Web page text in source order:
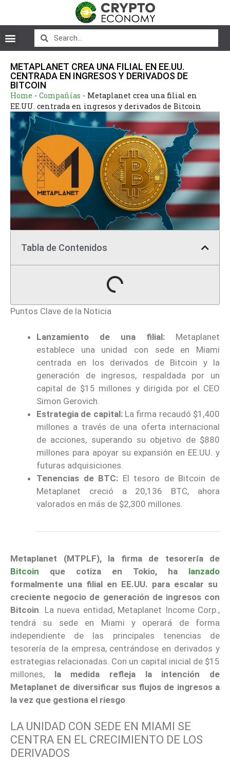
METAPLANET CREA UNA FILIAL EN EE.UU.
CENTRADA EN INGRESOS Y DERIVADOS DE
BITCOIN
Home - Compañías - Metaplanet crea una filial en
EE.UU. centrada en ingresos y derivados de Bitcoin
Tabla de Contenidos
Puntos Clave de la Noticia
Lanzamiento de una filial: Metaplanet
establece una unidad con sede en Miami
centrada en los derivados de Bitcoin y la
generación de ingresos, respaldada por un
capital de $15 millones y dirigida por el CEO
Simon Gerovich.
Estrategia de capital: La firma recaudó $1,400
millones a través de una oferta internacional
de acciones, superando su objetivo de $880
millones para apoyar su expansión en EE.UU. y
futuras adquisiciones.
Tenencias de BTC: El tesoro de Bitcoin de
Metaplanet creció a 20,136 BTC, ahora
valorados en más de $2,300 millones.
Metaplanet (MTPLF), la firma de tesorería de
Bitcoin que cotiza en Tokio, ha lanzado
formalmente una filial en EE.UU. para escalar su
creciente negocio de generación de ingresos con
Bitcoin. La nueva entidad, Metaplanet Income Corp.,
tendrá su sede en Miami y operará de forma
independiente de las principales tenencias de
tesorería de la empresa, centrándose en derivados y
estrategias relacionadas. Con un capital inicial de $15
millones, la medida refleja la intención de
Metaplanet de diversificar sus flujos de ingresos a
la vez que gestiona el riesgo.
LA UNIDAD CON SEDE EN MIAMI SE
CENTRA EN EL CRECIMIENTO DE LOS
DERIVADOS